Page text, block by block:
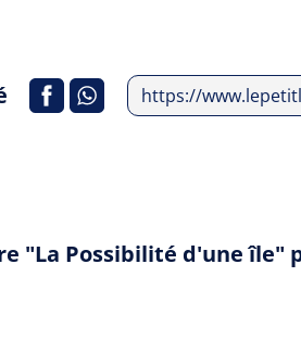
https://
"La Possibilité d'une